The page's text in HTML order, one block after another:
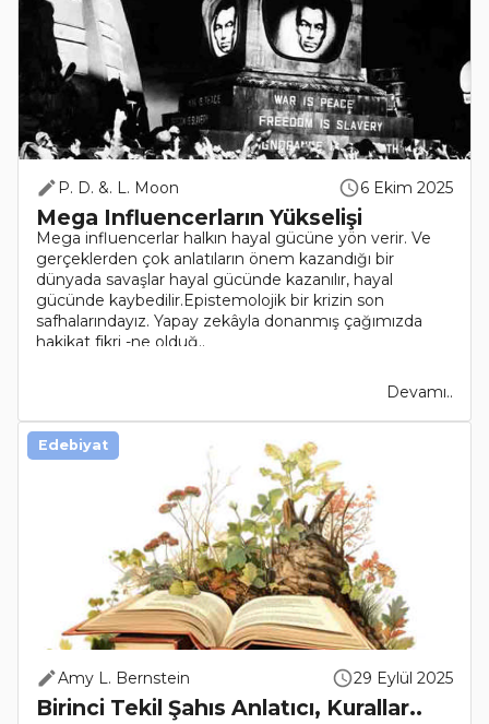
P. D. &. L. Moon 6 Ekim 2025
Mega Influencerların Yükselişi
Mega influencerlar halkın hayal gücüne yön verir. Ve
gerçeklerden çok anlatıların önem kazandığı bir
dünyada savaşlar hayal gücünde kazanılır, hayal
gücünde kaybedilir.Epistemolojik bir krizin son
safhalarındayız. Yapay zekâyla donanmış çağımızda
hakikat fikri -ne olduğ..
Devamı..
Amy L. Bernstein 29 Eylül 2025
Birinci Tekil Şahıs Anlatıcı, Kurallar..
Edebiyat